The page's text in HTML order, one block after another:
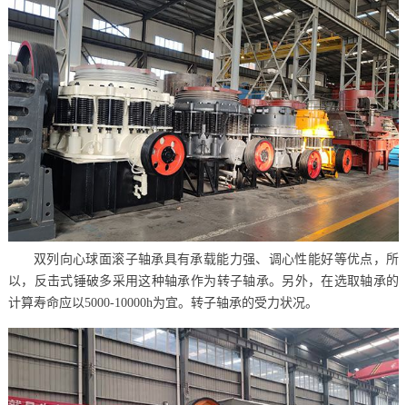
双列向心球面滚子轴承具有承载能力强、调心性能好等优点，所
以，反击式锤破多采用这种轴承作为转子轴承。另外，在选取轴承的
计算寿命应以5000-10000h为宜。转子轴承的受力状况。